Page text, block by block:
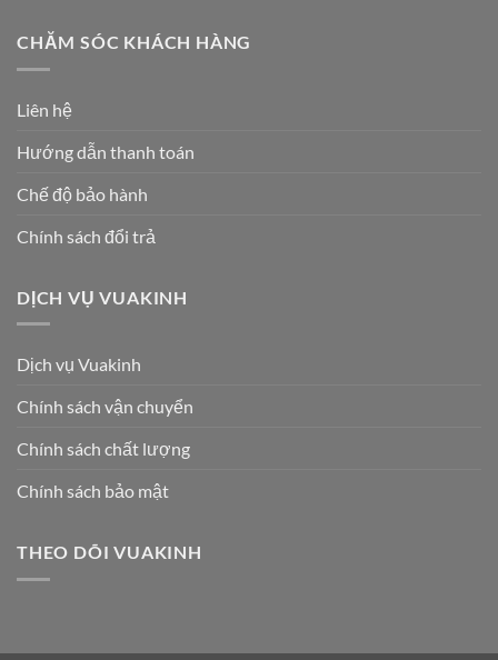
CHĂM SÓC KHÁCH HÀNG
Liên hệ
Hướng dẫn thanh toán
Chế độ bảo hành
Chính sách đổi trả
DỊCH VỤ VUAKINH
Dịch vụ Vuakinh
Chính sách vận chuyển
Chính sách chất lượng
Chính sách bảo mật
THEO DÕI VUAKINH